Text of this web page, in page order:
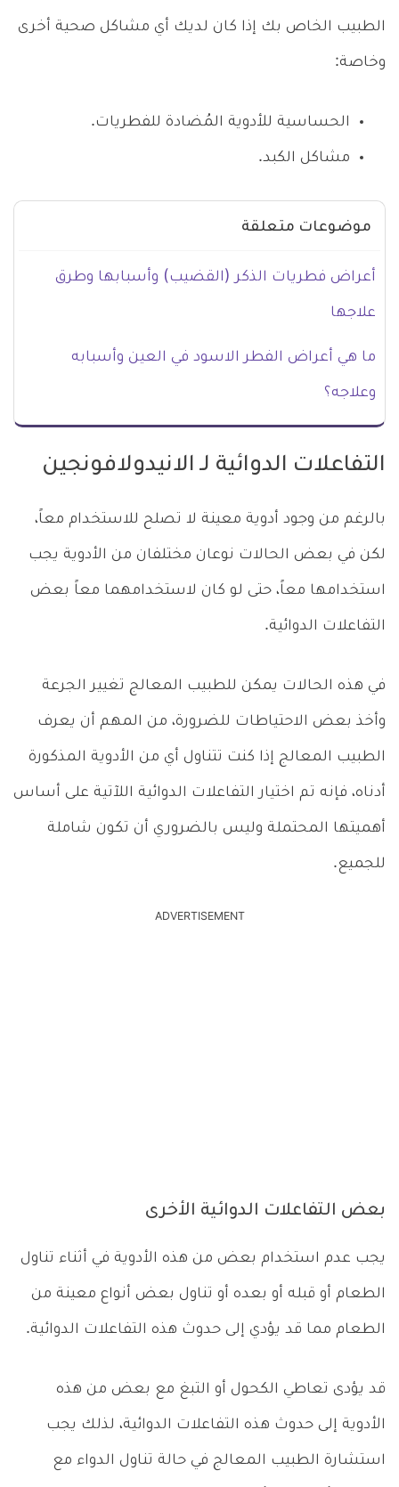
الطبيب الخاص بك إذا كان لديك أي مشاكل صحية أخرى
وخاصة:
الحساسية للأدوية المُضادة للفطريات.
مشاكل الكبد.
موضوعات متعلقة
أعراض فطريات الذكر (القضيب) وأسبابها وطرق
علاجها
ما هي أعراض الفطر الاسود في العين وأسبابه
وعلاجه؟
التفاعلات الدوائية لـ الانيدولافونجين
بالرغم من وجود أدوية معينة لا تصلح للاستخدام معاً،
لكن في بعض الحالات نوعان مختلفان من الأدوية يجب
استخدامها معاً، حتى لو كان لاستخدامهما معاً بعض
التفاعلات الدوائية.
في هذه الحالات يمكن للطبيب المعالج تغيير الجرعة
وأخذ بعض الاحتياطات للضرورة، من المهم أن يعرف
الطبيب المعالج إذا كنت تتناول أي من الأدوية المذكورة
أدناه، فإنه تم اختيار التفاعلات الدوائية اللآتية على أساس
أهميتها المحتملة وليس بالضروري أن تكون شاملة
للجميع.
ADVERTISEMENT
بعض التفاعلات الدوائية الأخرى
يجب عدم استخدام بعض من هذه الأدوية في أثناء تناول
الطعام أو قبله أو بعده أو تناول بعض أنواع معينة من
الطعام مما قد يؤدي إلى حدوث هذه التفاعلات الدوائية.
قد يؤدى تعاطي الكحول أو التبغ مع بعض من هذه
الأدوية إلى حدوث هذه التفاعلات الدوائية، لذلك يجب
استشارة الطبيب المعالج في حالة تناول الدواء مع